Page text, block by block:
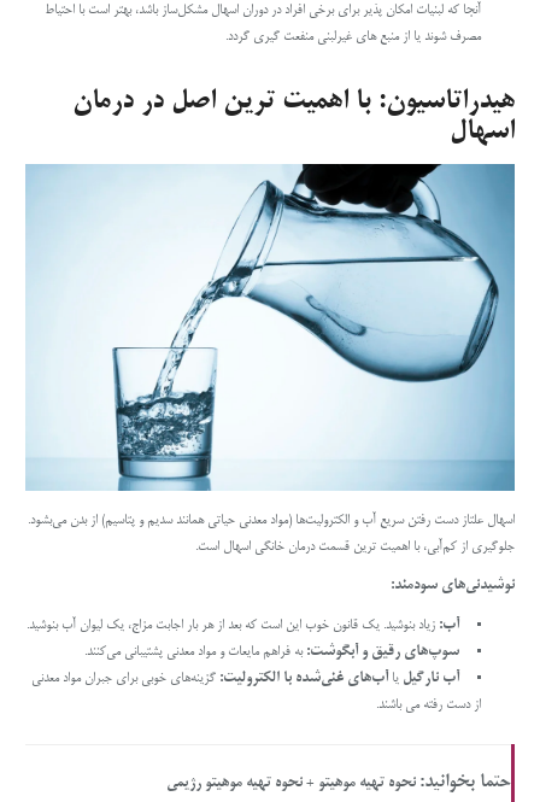
آنجا که لبنیات امکان پذیر برای برخی افراد در دوران اسهال مشکل‌ساز باشد، بهتر است با احتیاط
مصرف شوند یا از منبع های غیرلبنی منفعت گیری گردد.
هیدراتاسیون: با اهمیت ترین اصل در درمان
اسهال
اسهال علتاز دست رفتن سریع آب و الکترولیت‌ها (مواد معدنی حیاتی همانند سدیم و پتاسیم) از بدن می‌بشود.
جلوگیری از کم‌آبی، با اهمیت ترین قسمت درمان خانگی اسهال است.
نوشیدنی‌های سودمند:
آب: زیاد بنوشید. یک قانون خوب این است که بعد از هر بار اجابت مزاج، یک لیوان آب بنوشید.
سوپ‌های رقیق و آبگوشت: به فراهم مایعات و مواد معدنی پشتیبانی می‌کنند.
آب نارگیل یا آب‌های غنی‌شده با الکترولیت: گزینه‌های خوبی برای جبران مواد معدنی
از دست رفته می باشند.
حتما بخوانید: نحوه تهیه موهیتو + نحوه تهیه موهیتو رژیمی